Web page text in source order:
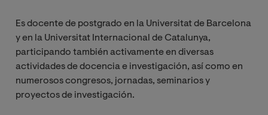
Es docente de postgrado en la Universitat de Barcelona
y en la Universitat Internacional de Catalunya,
participando también activamente en diversas
actividades de docencia e investigación, así como en
numerosos congresos, jornadas, seminarios y
proyectos de investigación.